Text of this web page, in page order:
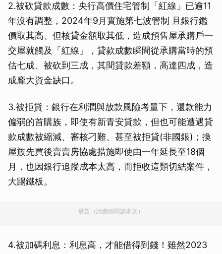
2.被砍貸款成數：央行高價住宅管制「紅線」已逾11
年沒有調整，2024年9月實施第七波管制 且銀行鑑
價取其高、但核貸金額取其低，造成預售屋承購戶一
交屋就觸及「紅線」，貸款成數瞬間從承購當時的預
估七成、被砍到三成，其間貸款差額，高達四成，造
成龐大資金缺口。
3.被拒貸：銀行在利潤與放款風險考量下，還款能力
偏弱的首購族，即使有新青安貸款，但也可能遭遇貸
款成數被縮減、審核刁難、甚至被拒貸(非國銀)；換
屋族先買後賣賣房協處措施即使由一年延長至18個
月，也因銀行追蹤成本太高，而拒收這類切結案件，
大踢鐵板。
廣告（請繼續閱讀本文）
4.被加碼利息：利息高，才能借得到錢！雖然2023